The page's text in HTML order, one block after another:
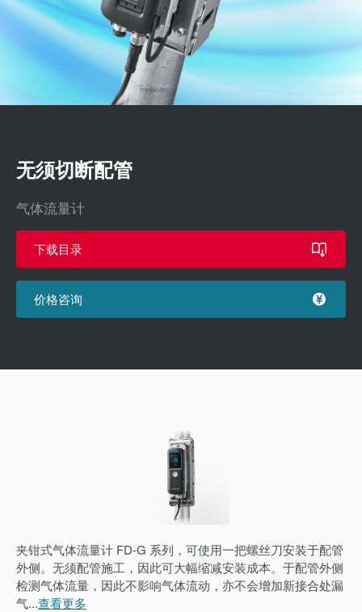
无须切断配管
气体流量计
下载目录
价格咨询
夹钳式气体流量计 FD-G 系列，可使用一把螺丝刀安装于配管
外侧。无须配管施工，因此可大幅缩减安装成本。于配管外侧
检测气体流量，因此不影响气体流动，亦不会增加新接合处漏
气...查看更多